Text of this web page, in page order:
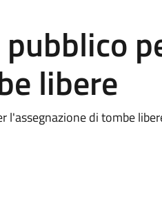
libere
l'assegnazione di tombe